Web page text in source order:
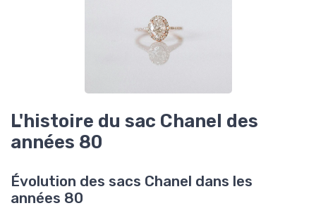
L'histoire du sac Chanel des
années 80
Évolution des sacs Chanel dans les
années 80